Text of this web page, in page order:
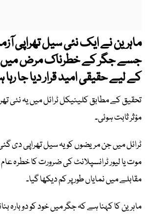
ماہرین نے ایک نئی سیل تھراپی
جسے جگر کے خطرناک مرض میں
کے لیے حقیقی امید قرار دیا جا
تحقیق کے مطابق کلینیکل ٹرائل میں یہ نئی
مؤثر ثابت ہوئی۔
ٹرائل میں جن مریضوں کو یہ سیل تھراپی دی
موت یا لیور ٹرانسپلانٹ کی ضرورت کا خطرہ
مقابلے میں نمایاں طور پر کم دیکھا گیا۔
ماہرین کا کہنا ہے کہ جگر میں خود کو دوبارہ